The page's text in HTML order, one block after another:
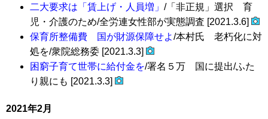
二大要求は「賃上げ・人員増」 /「非正規」選択 育
児・介護のため/全労連女性部が実態調査 [2021.3.6]
保育所整備費 国が財源保障せよ/本村氏 老朽化に対
処を/衆院総務委 [2021.3.3]
困窮子育て世帯に給付金を/署名５万 国に提出/ふた
り親にも [2021.3.3]
2021年2月